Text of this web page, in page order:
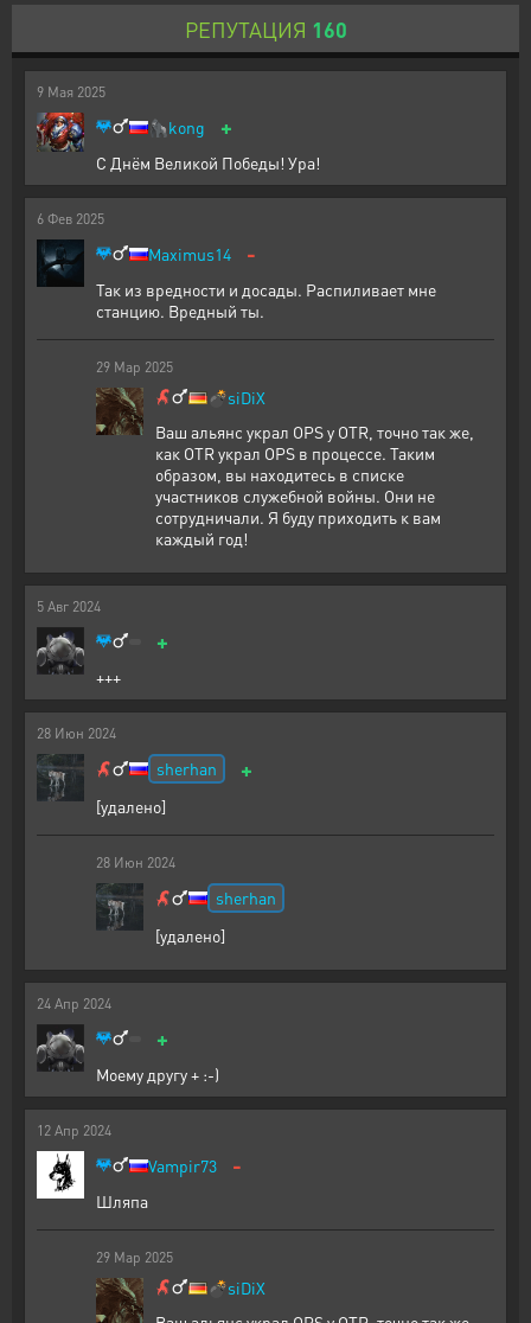
РЕПУТАЦИЯ 160
9 Мая 2025
🦍kong +
С Днём Великой Победы! Ура!
6 Фев 2025
Maximus14 -
Так из вредности и досады. Распиливает мне
станцию. Вредный ты.
29 Мар 2025
💣siDiX
Ваш альянс украл OPS у OTR, точно так же,
как OTR украл OPS в процессе. Таким
образом, вы находитесь в списке
участников служебной войны. Они не
сотрудничали. Я буду приходить к вам
каждый год!
5 Авг 2024
+
+++
28 Июн 2024
sherhan +
[удалено]
28 Июн 2024
sherhan
[удалено]
24 Апр 2024
+
Моему другу + :-)
12 Апр 2024
Vampir73 -
Шляпа
29 Мар 2025
💣siDiX